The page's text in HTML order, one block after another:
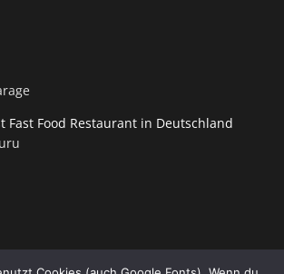
Fast Food Restaurant in Deutschland